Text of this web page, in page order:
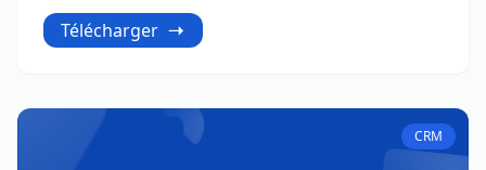
Télécharger
CRM